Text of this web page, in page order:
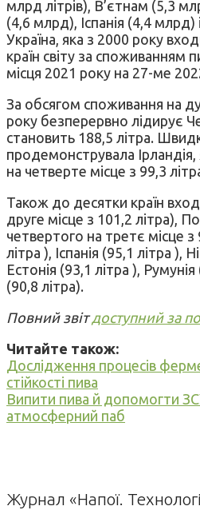
млрд літрів), В’єтнам (5,3
(4,6 млрд), Іспанія (4,4 млрд)
Україна, яка з 2000 року
країн світу за споживанням
місця 2021 року на 27-ме
За обсягом споживання на
року безперервно лідирує
становить 188,5 літра.
продемонструвала Ірландія,
на четверте місце з 99,3
Також до десятки країн
друге місце з 101,2 літра),
четвертого на третє місце з
літра ), Іспанія (95,1 літра ),
Естонія (93,1 літра ), Румунія
(90,8 літра).
Повний звітдоступний за
Читайте також:
Дослідження процесів
стійкості пива
Випити пива й допомогти
атмосферний паб
Журнал «Напої.